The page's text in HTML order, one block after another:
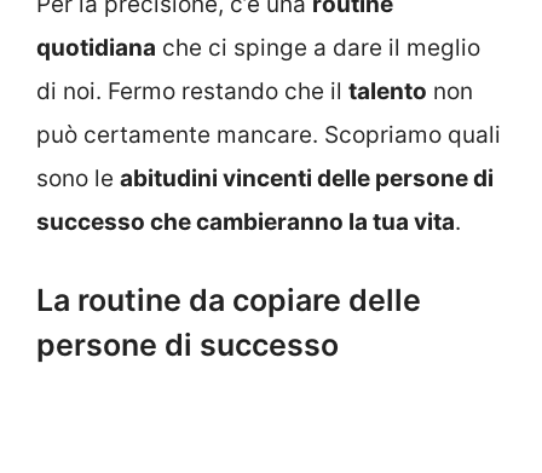
quotidiana che ci spinge a dare il meglio
di noi. Fermo restando che il talento non
può certamente mancare. Scopriamo quali
sono le abitudini vincenti delle persone di
successo che cambieranno la tua vita.
La routine da copiare delle
persone di successo